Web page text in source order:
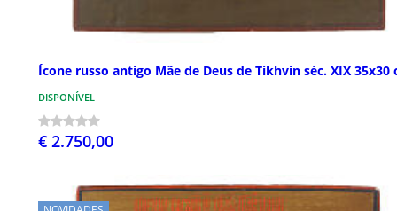
Ícone russo antigo Mãe de Deus de Tikhvin séc. XIX 35x30
DISPONÍVEL
€ 2.750,00